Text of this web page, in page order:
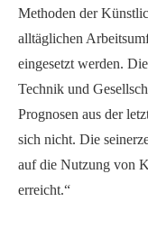
Methoden der
alltäglichen
eingesetzt werden.
Technik und
Prognosen aus der
sich nicht. Die
auf die Nutzung von
erreicht.“